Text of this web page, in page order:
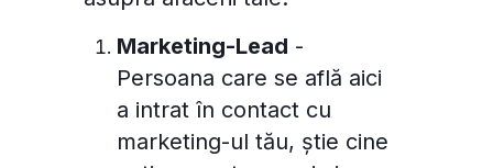
Marketing-Lead -
Persoana care se află aici
a intrat în contact cu
marketing-ul tău, știe cine